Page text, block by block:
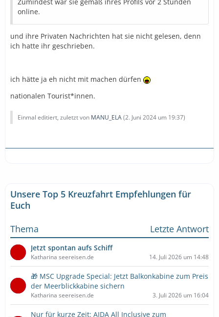
online.
und ihre Privaten Nachrichten hat sie nicht gelesen, denn
ich hatte ihr geschrieben.
ich hätte ja eh nicht mit machen dürfen
nationalen Tourist*innen.
Einmal editiert, zuletzt von MANU_ELA(2. Juni 2024 um 19:37)
Unsere Top 5 Kreuzfahrt Empfehlungen für
Euch
Thema
Letzte Antwort
Jetzt spontan aufs Schiff
Katharina seereisen.de 14. Juli 2026 um 14:48
🎁 MSC Upgrade Special: Jetzt Balkonkabine zum Preis
der Meerblickkabine sichern
Katharina seereisen.de 3. Juli 2026 um 16:04
Nur für kurze Zeit: AIDA All Inclusive zum